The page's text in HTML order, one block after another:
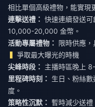
相比單個高級禮物，能實現
連擊送禮： 快速連續發送
10,000-20,000 金幣。
活動專屬禮物： 限時供應，
爭取最大曝光的時機
尖峰時段： 主播時區晚上
里程碑時刻： 生日、粉絲
度。
策略性沉默： 暫時減少送